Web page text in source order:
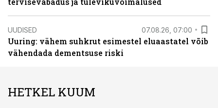
UUDISED 07.08.26, 07:00
Uuring: vähem suhkrut esimestel eluaastatel võib
vähendada dementsuse riski
HETKEL KUUM